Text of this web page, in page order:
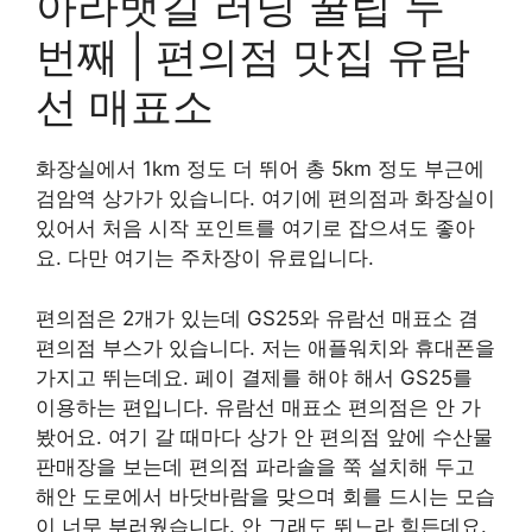
번째 | 편의점 맛집 유람
선 매표소
화장실에서 1km 정도 더 뛰어 총 5km 정도 부근에
검암역 상가가 있습니다. 여기에 편의점과 화장실이
있어서 처음 시작 포인트를 여기로 잡으셔도 좋아
요. 다만 여기는 주차장이 유료입니다.
편의점은 2개가 있는데 GS25와 유람선 매표소 겸
편의점 부스가 있습니다. 저는 애플워치와 휴대폰을
가지고 뛰는데요. 페이 결제를 해야 해서 GS25를
이용하는 편입니다. 유람선 매표소 편의점은 안 가
봤어요. 여기 갈 때마다 상가 안 편의점 앞에 수산물
판매장을 보는데 편의점 파라솔을 쭉 설치해 두고
해안 도로에서 바닷바람을 맞으며 회를 드시는 모습
이 너무 부러웠습니다. 안 그래도 뛰느라 힘든데요.